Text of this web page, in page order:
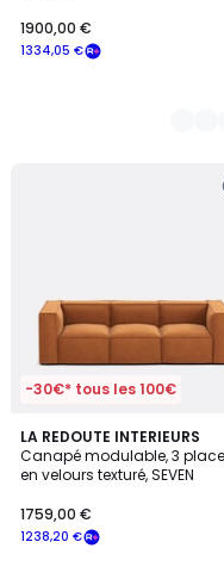
1334,05 €
1900,00 €
-30€* tous les 100€
LA REDOUTE INTERIEURS
Canapé modulable, 3
en velours texturé, SEVEN
1238,20 €
1759,00 €
3
Couleurs